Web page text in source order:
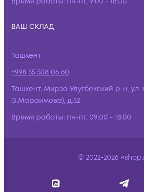
ВАШ СКЛАД
Ташкент
+998 55 508 06 60
Ташкент, Мирзо-Улугбекский р-н,
Э.Мараимова), д.52
Время работы: пн-пт, 09:00 - 18:00
© 2022-2026